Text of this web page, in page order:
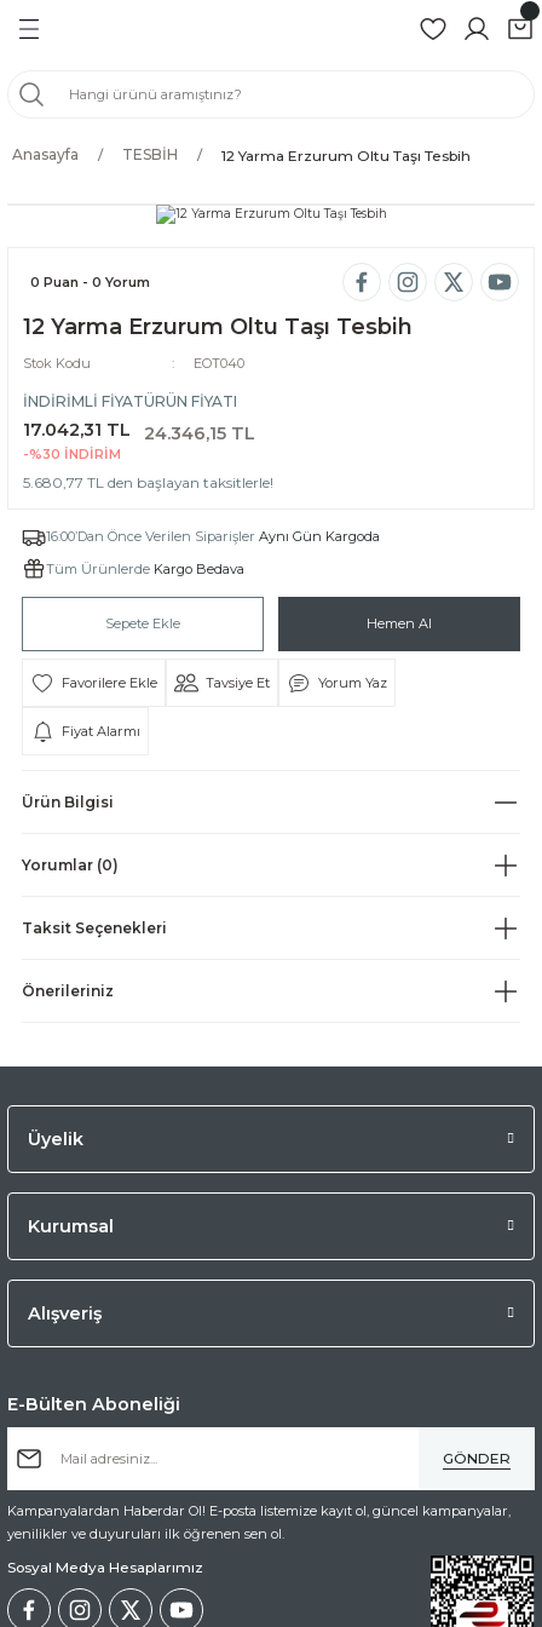
Anasayfa TESBİH 12 Yarma Erzurum Oltu Taşı Tesbih
0 Puan - 0 Yorum
12 Yarma Erzurum Oltu Taşı Tesbih
Stok Kodu EOT040
İNDİRİMLİ FİYAT
17.042,31 TL
-%30 İNDİRİM
ÜRÜN FİYATI
24.346,15 TL
5.680,77 TL den başlayan taksitlerle!
16:00’Dan Önce Verilen Siparişler Aynı Gün Kargoda
Tüm Ürünlerde Kargo Bedava
Sepete Ekle Hemen Al
Tavsiye Et Yorum Yaz
Fiyat Alarmı
Ürün Bilgisi
Yorumlar (0)
Taksit Seçenekleri
Önerileriniz
Üyelik
Kurumsal
Alışveriş
E-Bülten Aboneliği
GÖNDER
Kampanyalardan Haberdar Ol! E-posta listemize kayıt ol, güncel kampanyalar,
yenilikler ve duyuruları ilk öğrenen sen ol.
Sosyal Medya Hesaplarımız